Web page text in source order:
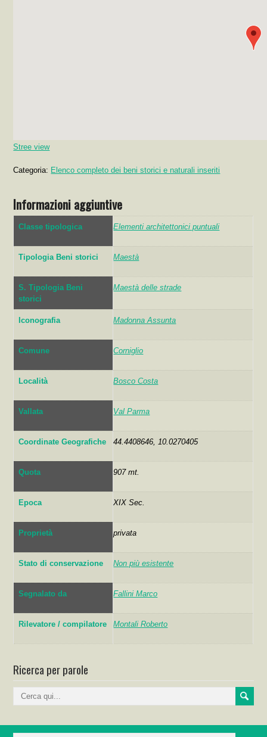
Stree view
Categoria: Elenco completo dei beni storici e naturali inseriti
Informazioni aggiuntive
Classe tipologica Elementi architettonici puntuali
Tipologia Beni storici Maestà
S. Tipologia Beni
storici
Maestà delle strade
Iconografia Madonna Assunta
Comune Corniglio
Località Bosco Costa
Vallata Val Parma
Coordinate Geografiche 44.4408646, 10.0270405
Quota 907 mt.
Epoca XIX Sec.
Proprietà privata
Stato di conservazione Non più esistente
Segnalato da Fallini Marco
Rilevatore / compilatore Montali Roberto
Ricerca per parole